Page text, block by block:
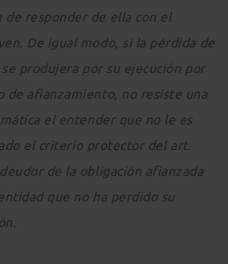
de responder de ella con el
De igual modo, si la pérdida de
produjera por su ejecución por
de afianzamiento, no resiste una
el entender que no le es
el criterio protector del art.
de la obligación afianzada
que no ha perdido su